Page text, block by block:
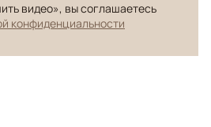
видео», вы соглашаетесь
конфиденциальности